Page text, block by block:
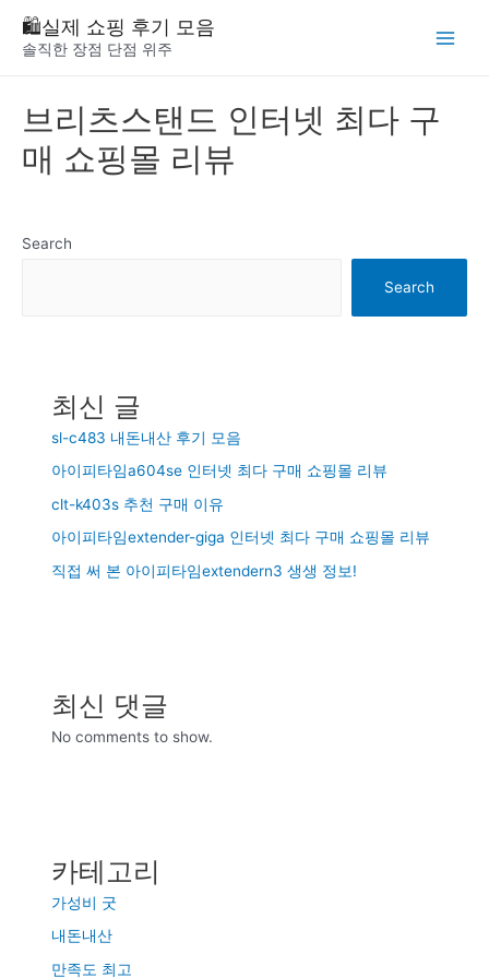
🛍️실제 쇼핑 후기 모음
솔직한 장점 단점 위주
Search
Search
최신 글
sl-c483 내돈내산 후기 모음
아이피타임a604se 인터넷 최다 구매 쇼핑몰 리뷰
clt-k403s 추천 구매 이유
아이피타임extender-giga 인터넷 최다 구매 쇼핑몰 리뷰
직접 써 본 아이피타임extendern3 생생 정보!
최신 댓글
No comments to show.
카테고리
가성비 굿
내돈내산
만족도 최고
브리츠스탠드 인터넷 최다 구
매 쇼핑몰 리뷰